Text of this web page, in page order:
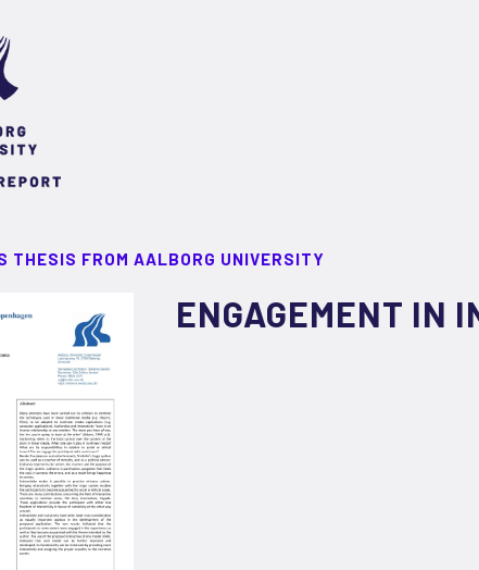
THESIS FROM AALBORG UNIVERSITY
ENGAGEMENT IN